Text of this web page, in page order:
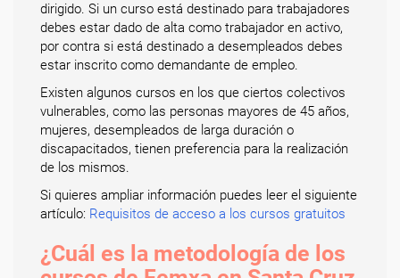
dirigido. Si un curso está destinado para trabajadores
debes estar dado de alta como trabajador en activo,
por contra si está destinado a desempleados debes
estar inscrito como demandante de empleo.
Existen algunos cursos en los que ciertos colectivos
vulnerables, como las personas mayores de 45 años,
mujeres, desempleados de larga duración o
discapacitados, tienen preferencia para la realización
de los mismos.
Si quieres ampliar información puedes leer el siguiente
artículo: Requisitos de acceso a los cursos gratuitos
¿Cuál es la metodología de los